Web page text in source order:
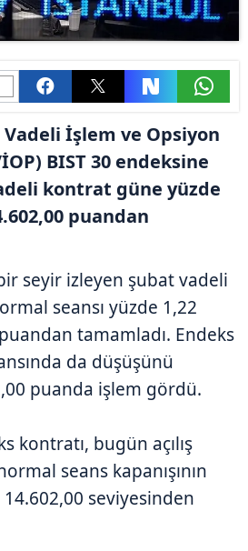
İşlem ve Opsiyon
BIST 30 endeksine
kontrat güne yüzde
puandan
bir seyir izleyen şubat vadeli
seansı yüzde 1,22
tamamladı. Endeks
da düşüşünü
puanda işlem gördü.
kontratı, bugün açılış
seans kapanışının
seviyesinden